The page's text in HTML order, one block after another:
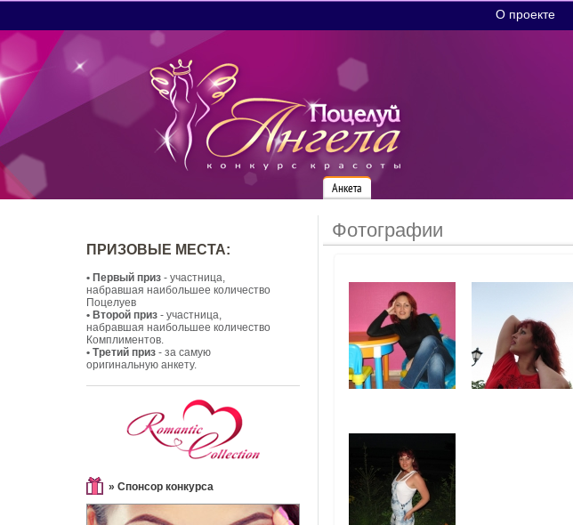
О проекте
Анкета
Фотографии
ПРИЗОВЫЕ МЕСТА:
• Первый приз - участница,
набравшая наибольшее количество
Поцелуев
• Второй приз - участница,
набравшая наибольшее количество
Комплиментов.
• Третий приз - за самую
оригинальную анкету.
» Спонсор конкурса